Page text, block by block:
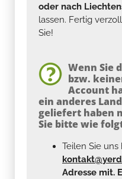
oder nach
lassen. Fertig
Sie!
Wenn Sie
bzw.
Account
ein anderes
geliefert haben
Sie bitte wie
Teilen Sie
Adresse mit.